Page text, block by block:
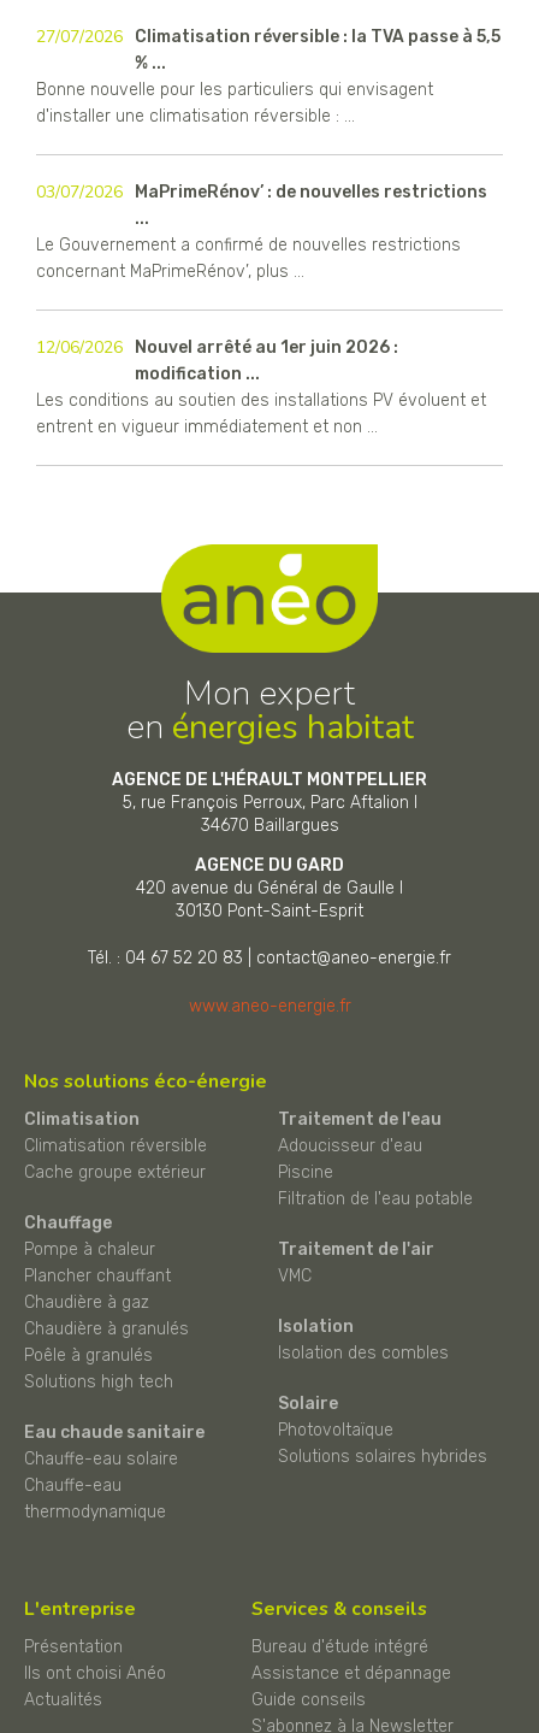
27/07/2026
Climatisation réversible : la TVA passe à 5,5
% ...
Bonne nouvelle pour les particuliers qui envisagent
d'installer une climatisation réversible : ...
03/07/2026
MaPrimeRénov’ : de nouvelles restrictions
...
Le Gouvernement a confirmé de nouvelles restrictions
concernant MaPrimeRénov’, plus ...
12/06/2026
Nouvel arrêté au 1er juin 2026 :
modification ...
Les conditions au soutien des installations PV évoluent et
entrent en vigueur immédiatement et non ...
Mon expert
en énergies habitat
AGENCE DE L'HÉRAULT MONTPELLIER
5, rue François Perroux, Parc Aftalion I
34670 Baillargues
AGENCE DU GARD
420 avenue du Général de Gaulle I
30130 Pont-Saint-Esprit
Tél. : 04 67 52 20 83 contact@aneo-energie.fr
www.aneo-energie.fr
Nos solutions éco-énergie
Climatisation
Climatisation réversible
Cache groupe extérieur
Chauffage
Pompe à chaleur
Plancher chauffant
Chaudière à gaz
Chaudière à granulés
Poêle à granulés
Solutions high tech
Eau chaude sanitaire
Chauffe-eau solaire
Chauffe-eau
thermodynamique
Traitement de l'eau
Adoucisseur d'eau
Piscine
Filtration de l'eau potable
Traitement de l'air
VMC
Isolation
Isolation des combles
Solaire
Photovoltaïque
Solutions solaires hybrides
L'entreprise
Présentation
Ils ont choisi Anéo
Actualités
Services & conseils
Bureau d'étude intégré
Assistance et dépannage
Guide conseils
S'abonnez à la Newsletter